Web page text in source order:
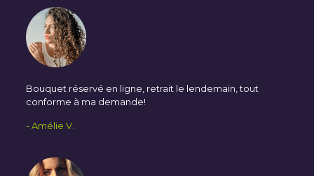
Bouquet réservé en ligne, retrait le lendemain, tout
conforme à ma demande!
- Amélie V.